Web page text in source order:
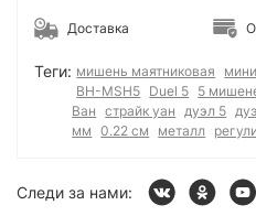
Доставка
Теги: мишень маятниковая
BH-MSH5 Duel 5 5
Ван
страйк уан дуэл 5
мм
0.22 см металл
Следи за нами: